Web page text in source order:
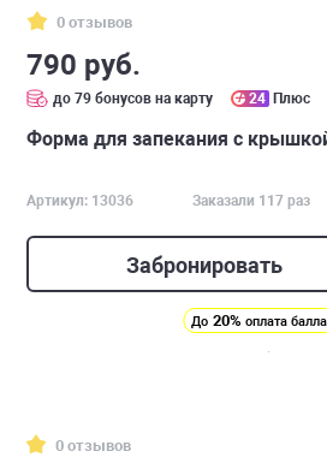
0 отзывов
790 руб.
до 79 бонусов на карту 24 Плюс
Форма для запекания с
Артикул: 13036 Заказали 117 раз
Забронировать
До 20% оплата
0 отзывов